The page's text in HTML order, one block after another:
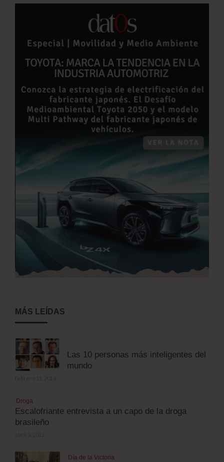
MÁS LEÍDAS
Las 10 personas más inteligentes del
mundo
Droga
Escalofriante entrevista a un capo de la droga
brasileño
Día de la Victoria